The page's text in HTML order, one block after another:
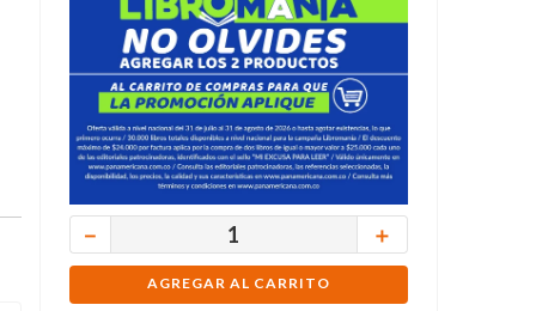
＋
－
AGREGAR AL CARRITO